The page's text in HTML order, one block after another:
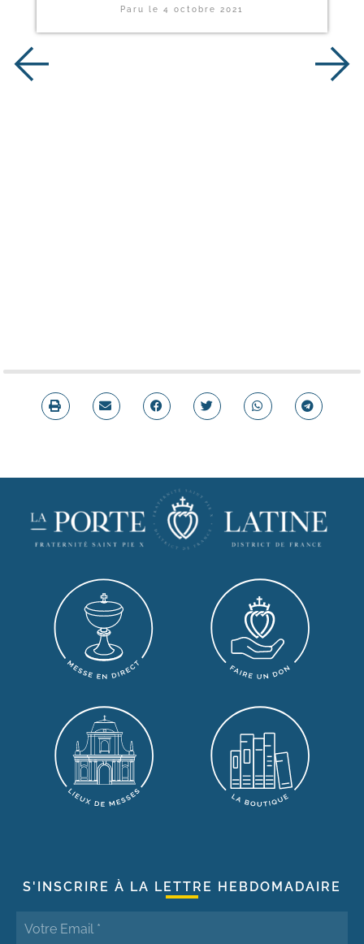
Paru le 4 octobre 2021
S'INSCRIRE À LA LETTRE HEBDOMADAIRE